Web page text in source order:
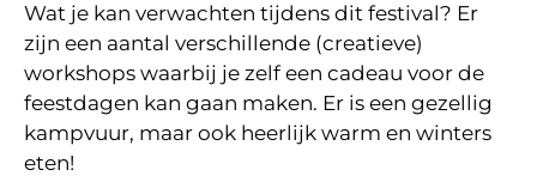
Wat je kan verwachten tijdens dit festival? Er
zijn een aantal verschillende (creatieve)
workshops waarbij je zelf een cadeau voor de
feestdagen kan gaan maken. Er is een gezellig
kampvuur, maar ook heerlijk warm en winters
eten!